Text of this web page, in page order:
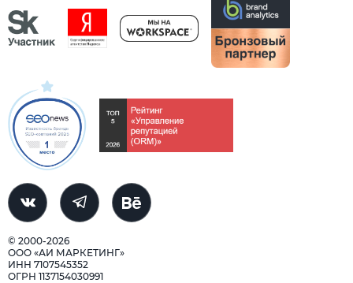
© 2000-2026
ООО «АИ МАРКЕТИНГ»
ИНН 7107545352
ОГРН 1137154030991